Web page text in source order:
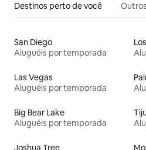
Destinos perto de você
San Diego
Aluguéis por temporada
Las Vegas
Aluguéis por temporada
Big Bear Lake
Aluguéis por temporada
Joshua Tree